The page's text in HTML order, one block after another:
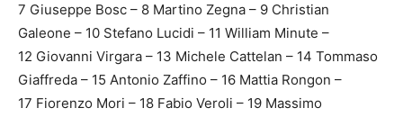
7 Giuseppe Bosc – 8 Martino Zegna – 9 Christian
Galeone – 10 Stefano Lucidi – 11 William Minute –
12 Giovanni Virgara – 13 Michele Cattelan – 14 Tommaso
Giaffreda – 15 Antonio Zaffino – 16 Mattia Rongon –
17 Fiorenzo Mori – 18 Fabio Veroli – 19 Massimo